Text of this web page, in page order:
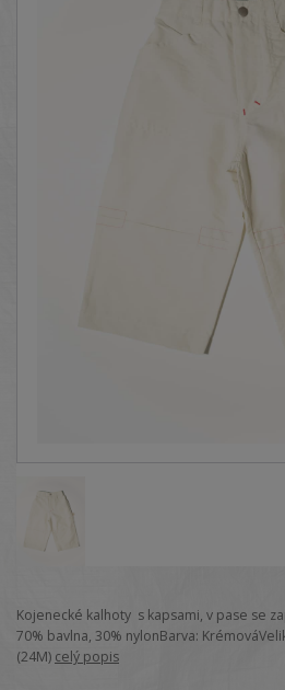
Kojenecké kalhoty s kapsami, v pase se
70% bavlna, 30% nylonBarva:
(24M) celý popis